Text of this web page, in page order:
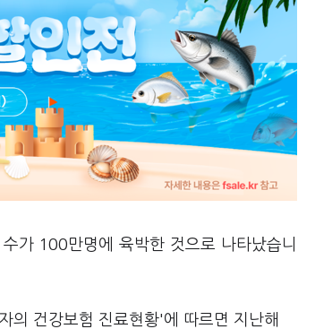
가 100만명에 육박한 것으로 나타났습니
건강보험 진료현황'에 따르면 지난해